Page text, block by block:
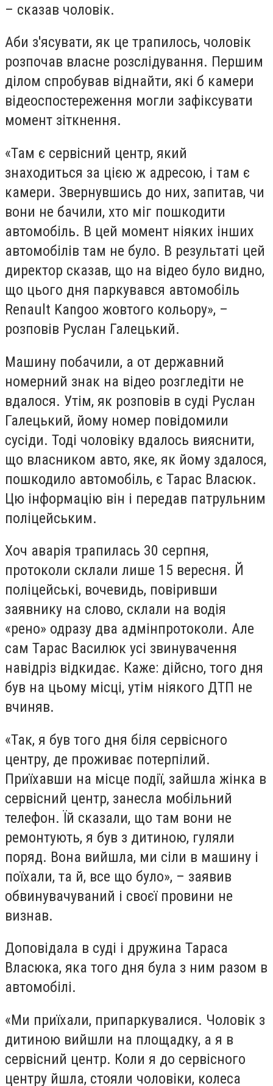
– сказав чоловік.
Аби з'ясувати, як це трапилось, чоловік
розпочав власне розслідування. Першим
ділом спробував віднайти, які б камери
відеоспостереження могли зафіксувати
момент зіткнення.
«Там є сервісний центр, який
знаходиться за цією ж адресою, і там є
камери. Звернувшись до них, запитав, чи
вони не бачили, хто міг пошкодити
автомобіль. В цей момент ніяких інших
автомобілів там не було. В результаті цей
директор сказав, що на відео було видно,
що цього дня паркувався автомобіль
Renault Kangoo жовтого кольору», –
розповів Руслан Галецький.
Машину побачили, а от державний
номерний знак на відео розгледіти не
вдалося. Утім, як розповів в суді Руслан
Галецький, йому номер повідомили
сусіди. Тоді чоловіку вдалось вияснити,
що власником авто, яке, як йому здалося,
пошкодило автомобіль, є Тарас Власюк.
Цю інформацію він і передав патрульним
поліцейським.
Хоч аварія трапилась 30 серпня,
протоколи склали лише 15 вересня. Й
поліцейські, вочевидь, повіривши
заявнику на слово, склали на водія
«рено» одразу два адмінпротоколи. Але
сам Тарас Василюк усі звинувачення
навідріз відкидає. Каже: дійсно, того дня
був на цьому місці, утім ніякого ДТП не
вчиняв.
«Так, я був того дня біля сервісного
центру, де проживає потерпілий.
Приїхавши на місце події, зайшла жінка в
сервісний центр, занесла мобільний
телефон. Їй сказали, що там вони не
ремонтують, я був з дитиною, гуляли
поряд. Вона вийшла, ми сіли в машину і
поїхали, та й, все що було», – заявив
обвинувачуваний і своєї провини не
визнав.
Доповідала в суді і дружина Тараса
Власюка, яка того дня була з ним разом в
автомобілі.
«Ми приїхали, припаркувалися. Чоловік з
дитиною вийшли на площадку, а я в
сервісний центр. Коли я до сервісного
центру йшла, стояли чоловіки, колеса